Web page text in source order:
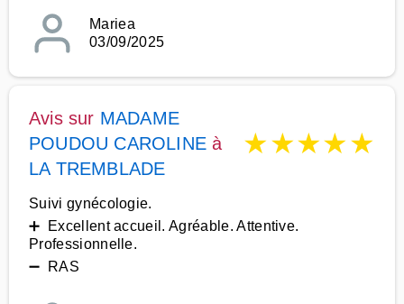
Mariea
03/09/2025
Avis sur MADAME
POUDOU CAROLINE à
LA TREMBLADE
★★★★★
Suivi gynécologie.
➕ Excellent accueil. Agréable. Attentive.
Professionnelle.
➖ RAS